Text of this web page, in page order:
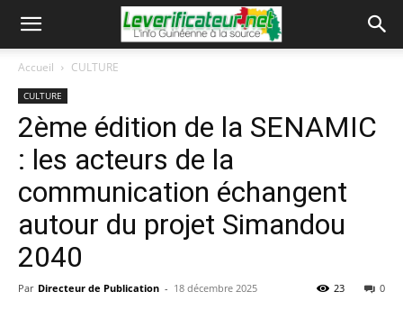
Accueil CULTURE
CULTURE
2ème édition de la SENAMIC
: les acteurs de la
communication échangent
autour du projet Simandou
2040
Par Directeur de Publication - 18 décembre 2025 0
23